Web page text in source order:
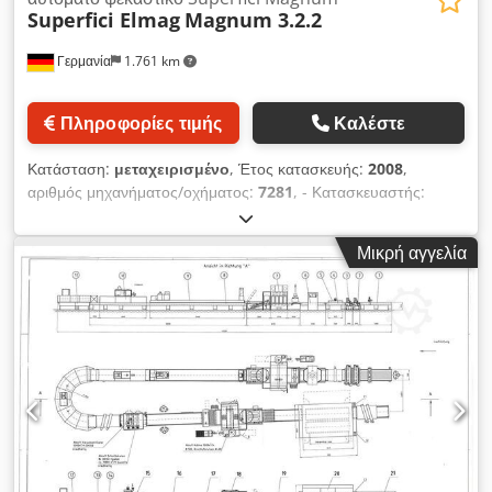
Γερμανία 1.761 km
Superfici Elmag Magnum 3.2.2
Πληροφορίες τιμής Καλέστε
Κατάσταση: μεταχειρισμένο, Έτος κατασκευής: 2008,
αριθμός μηχανήματος/οχήματος: 7281, - Κατασκευαστής:
Elmag Superfici - Τύπος: Magnum 3.2.2 - Έτος κατασκευής:
2008 (2010) - Πλάτος εργασίας: 1.350 mm - Ύψος εργασίας:
900 mm ± 20 mm - Πλευρά χειρισμού: δεξιά - Τρέχουσα
κατάσταση: μηχανή ασηπάντητη Dcedpezf N Dtjfx Agksk -
Κίνηση πιστολιών σε έκδοση δύο μονάδων - Βραχίονες
πιστολιών ελέγχονται ξεχωριστά - Ξηρή αναρρόφηση -
Απόδοση αναρρόφησης: 13.500 m³/h - Σύστημα μεταφοράς
με ιμάντα - Ταχύτητα προώθησης ρυθμιζόμενη άπειρα μέχρι 18
m/min - 2 καρότσια καθαρισμού ιμάντα - Καθαρισμός ιμάντα
με σύστημα κυλινδρικής καθαριότητας - Καθαρισμός ιμάντα
πίσω από τη μηχανή, στην κατεύθυνση λειτουργίας - Με
ανάκτηση βερνικιού - Έλεγχος πιστολιών - PLC έλεγχος με
Μικρή αγγελία